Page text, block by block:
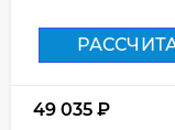
49 035 ₽